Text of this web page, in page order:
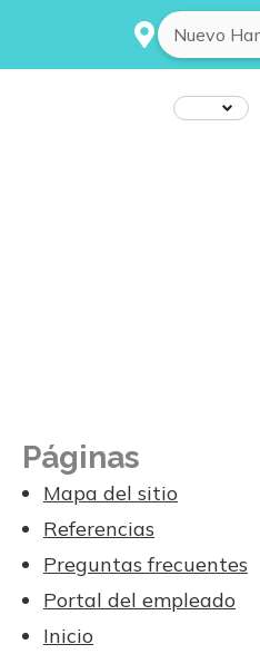
Páginas
Mapa del sitio
Referencias
Preguntas frecuentes
Portal del empleado
Inicio